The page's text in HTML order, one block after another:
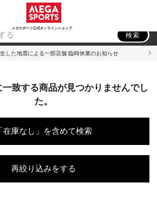
メガスポーツ公式オンラインショップ
アウトドア
検索
した地震による一部店舗 臨時休業のお知らせ
致する商品が見つかりませんでし
た。
在庫なし」を含めて検索
再絞り込みをする